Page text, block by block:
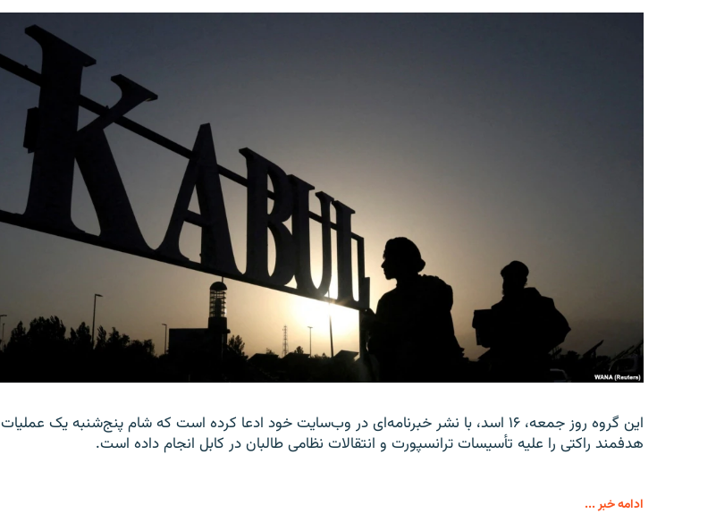
این گروه روز جمعه، ۱۶ اسد، با نشر خبرنامه‌ای در وب‌سایت خود ادعا کرده است که شام پنج‌شنبه یک عملیات
هدفمند راکتی را علیه تأسیسات ترانسپورت و انتقالات نظامی طالبان در کابل انجام داده است.
ادامه خبر ...